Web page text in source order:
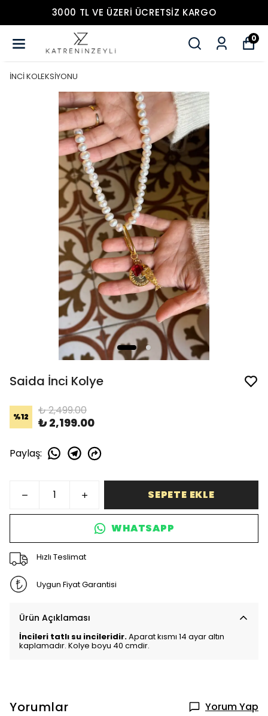
3000 TL VE ÜZERİ ÜCRETSİZ KARGO
0
İNCİ KOLEKSİYONU
Saida İnci Kolye
%12 ₺ 2,499.00
₺ 2,199.00
Paylaş:
SEPETE EKLE
WHATSAPP
Hızlı Teslimat
Uygun Fiyat Garantisi
Ürün Açıklaması
İncileri tatlı su incileridir.Aparat kısmı 14 ayar altın
kaplamadır. Kolye boyu 40 cmdir.
Yorumlar Yorum Yap